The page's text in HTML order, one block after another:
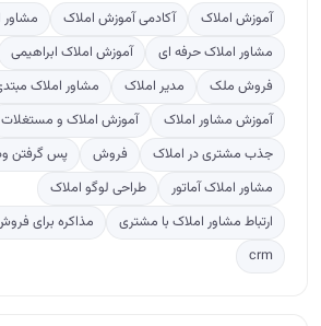
آموزش املاک آکادمی آموزش املاک
مشاور
مشاور املاک حرفه ای
آموزش املاک ابراهیمی
فروش ملک
مدیر املاک
مشاور املاک
آموزش مشاور املاک
آموزش املاک و مستغلات
جذب مشتری در املاک
فروش
پس گرفتن
مشاور املاک آماتور
طراحی لوگو املاک
ارتباط مشاور املاک با مشتری
مذاکره برای
crm